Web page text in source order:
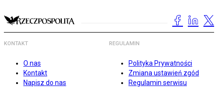
KONTAKT
O nas
Kontakt
Napisz do nas
REGULAMIN
Polityka Prywatności
Zmiana ustawień zgód
Regulamin serwisu